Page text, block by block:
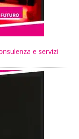
e servizi